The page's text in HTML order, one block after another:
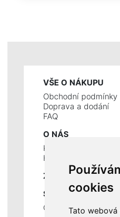
cookies
Tato
VŠE O NÁKUPU
Obchodní podmínky
Doprava a dodání
FAQ
O NÁS
Kontakty
Historie a současnost
ZÁKLADNÍ ÚDAJE
SLUŽBY
Ceník servisních